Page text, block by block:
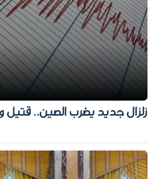
زلزال جديد يضرب الصين.. قتيل و6 مصابين واستنفار في إقليم سيتشوان